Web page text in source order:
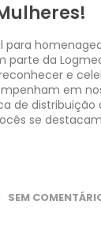
para
parte da
e
em
de
se
SEM